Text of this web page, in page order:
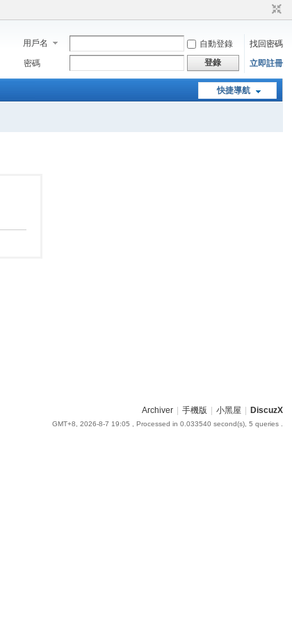
用戶名 自動登錄
找回密碼
密碼
登錄 立即註冊
快捷導航
Archiver 手機版 小黑屋 DiscuzX
GMT+8, 2026-8-7 19:05 , Processed in 0.033540 second(s), 5 queries .